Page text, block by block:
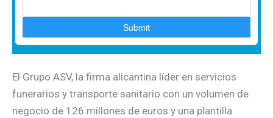
El Grupo ASV, la firma alicantina líder en servicios
funerarios y transporte sanitario con un volumen de
negocio de 126 millones de euros y una plantilla